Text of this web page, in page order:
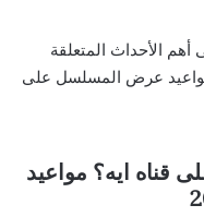
أهم الأحداث المتعلقة
عرض المسلسل على
ايه؟ مواعيد